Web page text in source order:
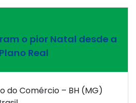
o pior Natal desde a
Real
do Comércio – BH (MG)